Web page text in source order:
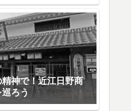
神で！近江日野商
ろう